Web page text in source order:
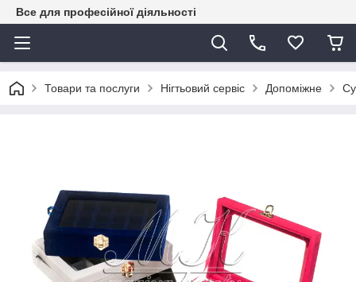
Все для професійної діяльності
Товари та послуги Нігтьовий сервіс Допоміжне